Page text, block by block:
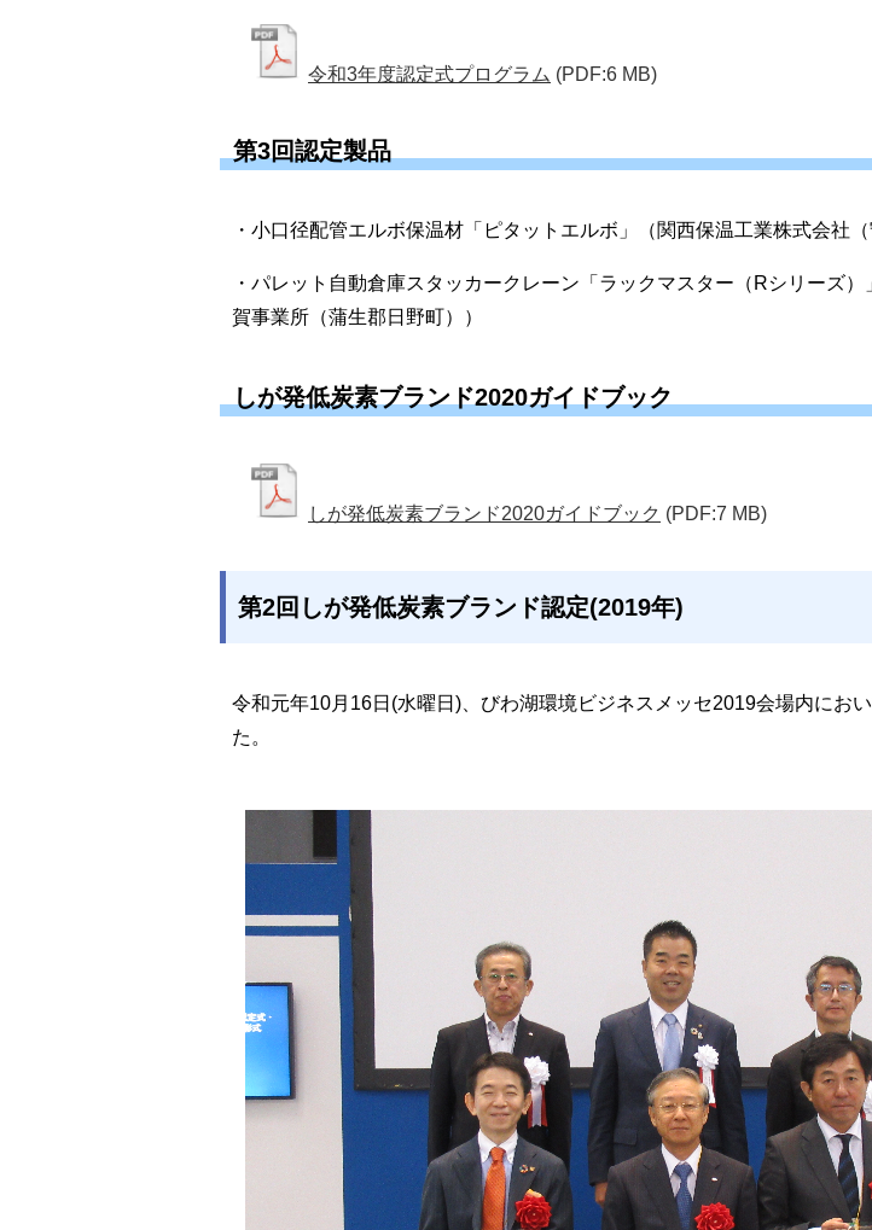
令和3年度認定式プログラム (PDF:6 MB)
第3回認定製品
・小口径配管エルボ保温材「ピタットエルボ」（関西保温工業株式会社（
・パレット自動倉庫スタッカークレーン「ラックマスター（Rシリーズ）
賀事業所（蒲生郡日野町））
しが発低炭素ブランド2020ガイドブック
しが発低炭素ブランド2020ガイドブック (PDF:7 MB)
第2回しが発低炭素ブランド認定(2019年)
令和元年10月16日(水曜日)、びわ湖環境ビジネスメッセ2019会場内にお
た。